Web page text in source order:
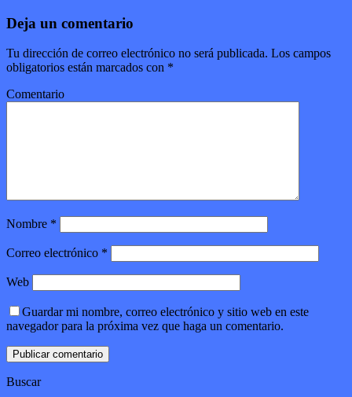
Deja un comentario
Tu dirección de correo electrónico no será publicada. Los campos
obligatorios están marcados con *
Comentario
Nombre *
Correo electrónico *
Web
Guardar mi nombre, correo electrónico y sitio web en este
navegador para la próxima vez que haga un comentario.
Buscar